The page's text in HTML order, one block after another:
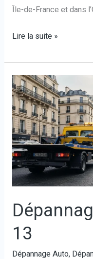
Île-de-France et dans
Lire la suite »
13
Dépannage Auto,
Dépannage
Auto
Paris
13